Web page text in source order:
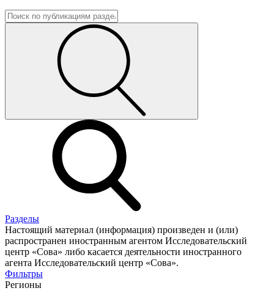
Разделы
Настоящий материал (информация) произведен и (или)
распространен иностранным агентом Исследовательский
центр «Сова» либо касается деятельности иностранного
агента Исследовательский центр «Сова».
Фильтры
Регионы